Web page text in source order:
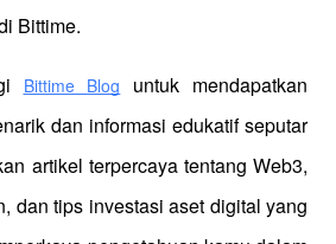
Bittime.
Bittime Blog
untuk mendapatkan
dan informasi edukatif seputar
artikel terpercaya tentang Web3,
dan tips investasi aset digital yang